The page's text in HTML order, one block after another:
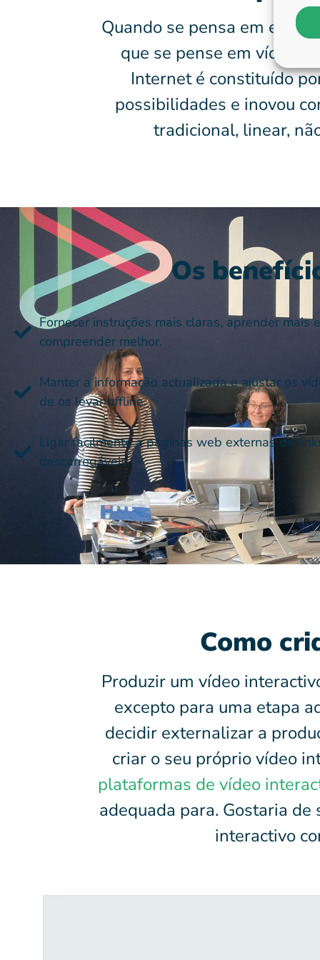
Quando se pensa em
que se pense em vídeo.
Internet é constituído
possibilidades e inovou
tradicional, linear,
Os
Fornecer instruções mais claras, aprender mais
compreender melhor.
Manter a informação actualizada e ajustar os
de os levar offline.
Ligar facilmente a páginas web externas de
descarregáveis.
Como
Produzir um vídeo
excepto para uma etapa
decidir externalizar a
criar o seu próprio vídeo
plataformas de vídeo
adequada para. Gostaria
interactivo